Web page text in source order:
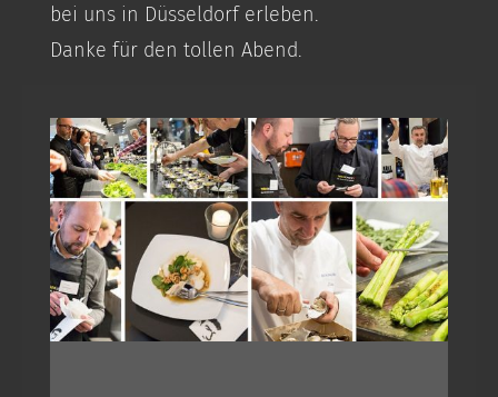
bei uns in Düsseldorf erleben.
Danke für den tollen Abend.